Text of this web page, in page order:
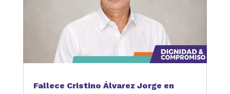
Fallece Cristino Álvarez Jorge en